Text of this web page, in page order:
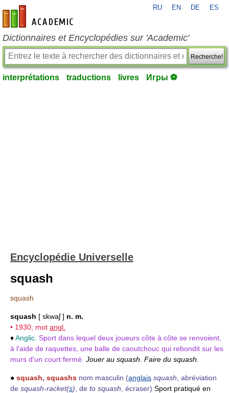
fr-academic.com
RU EN DE ES
Dictionnaires et Encyclopédies sur 'Academic'
Recherche!
interprétations traductions livres Игры ⚽
Encyclopédie Universelle
squash
squash
squash [ skwaʃ ] n. m.
• 1930; mot angl.
♦Anglic. Sport dans lequel deux joueurs côte à côte se renvoient,
à l'aide de raquettes, une balle de caoutchouc qui rebondit sur les
murs d'un court fermé. Jouer au squash. Faire du squash.
● squash, squashs nom masculin (anglais squash , abréviation
de squash-racket(s) , de to squash , écraser) Sport pratiqué en